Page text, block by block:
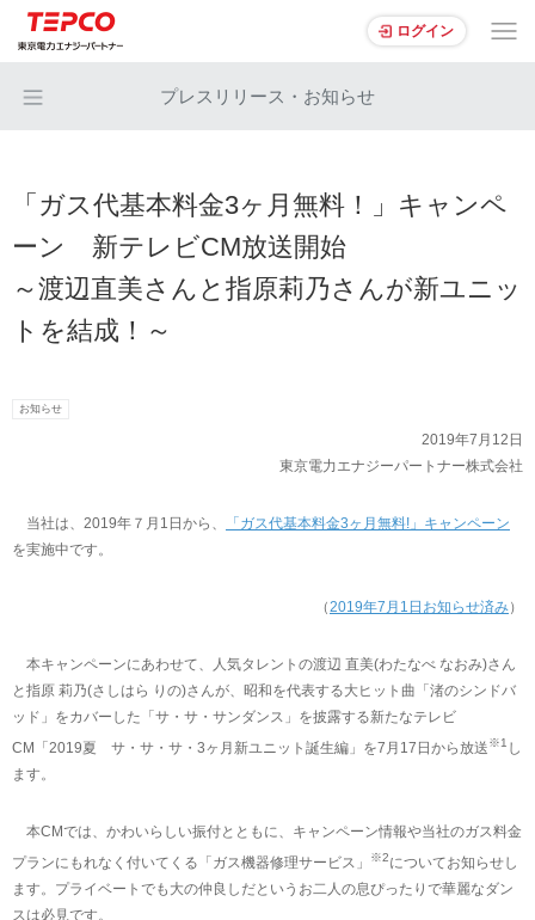
ログイン
プレスリリース・お知らせ
「ガス代基本料金3ヶ月無料！」キャンペ
ーン 新テレビCM放送開始
～渡辺直美さんと指原莉乃さんが新ユニッ
トを結成！～
お知らせ
2019年7月12日
東京電力エナジーパートナー株式会社
当社は、2019年７月1日から、
「ガス代基本料金3ヶ月無料!」キャンペーン
を実施中です。
（2019年7月1日お知らせ済み）
本キャンペーンにあわせて、人気タレントの渡辺 直美(わたなべ なおみ)さん
と指原 莉乃(さしはら りの)さんが、昭和を代表する大ヒット曲「渚のシンドバ
ッド」をカバーした「サ・サ・サンダンス」を披露する新たなテレビ
CM「2019夏 サ・サ・サ・3ヶ月新ユニット誕生編」を7月17日から放送※1 し
ます。
本CMでは、かわいらしい振付とともに、キャンペーン情報や当社のガス料金
プランにもれなく付いてくる「ガス機器修理サービス」
※2についてお知らせし
ます。プライベートでも大の仲良しだというお二人の息ぴったりで華麗なダン
スは必見です。